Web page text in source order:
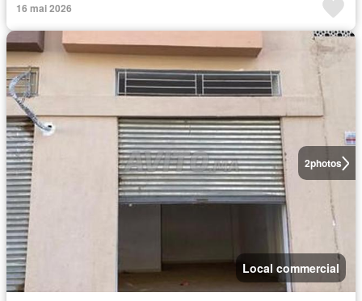
16 mai 2026
2photos
Local commercial